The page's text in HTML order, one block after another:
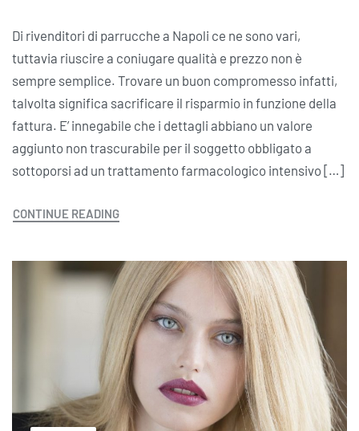
Di rivenditori di parrucche a Napoli ce ne sono vari,
tuttavia riuscire a coniugare qualità e prezzo non è
sempre semplice. Trovare un buon compromesso infatti,
talvolta significa sacrificare il risparmio in funzione della
fattura. E’ innegabile che i dettagli abbiano un valore
aggiunto non trascurabile per il soggetto obbligato a
sottoporsi ad un trattamento farmacologico intensivo […]
CONTINUE READING